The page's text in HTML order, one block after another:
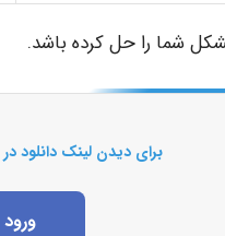
شما را حل کرده باشد.
برای دیدن لینک دانلود